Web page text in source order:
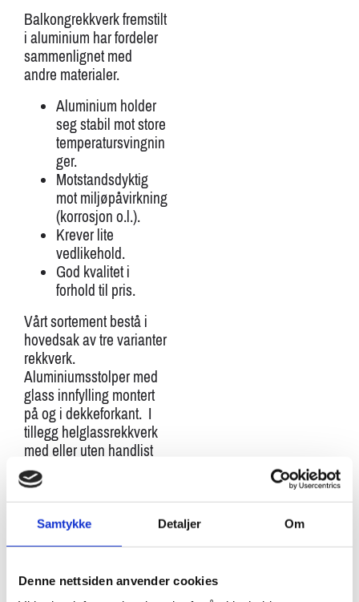
Samtykke Detaljer Om
Denne nettsiden anvender cookies
Balkongrekkverk fremstilt
i aluminium har fordeler
sammenlignet med
andre materialer.
Aluminium holder
seg stabil mot store
temperatursvingnin
ger.
Motstandsdyktig
mot miljøpåvirkning
(korrosjon o.l.).
Krever lite
vedlikehold.
God kvalitet i
forhold til pris.
Vårt sortement bestå i
hovedsak av tre varianter
rekkverk.
Aluminiumsstolper med
glass innfylling montert
på og i dekkeforkant. I
tillegg helglassrekkverk
med eller uten handlist
spent fast i dekkeforkant.
Spør oss om løsning
dersom du er usikker.